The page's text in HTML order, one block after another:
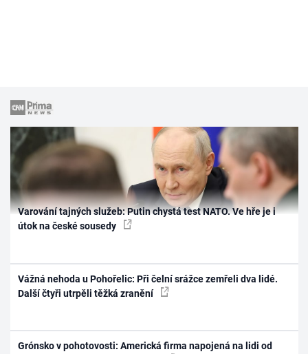
Varování tajných služeb: Putin chystá test NATO. Ve hře je i
útok na české sousedy
Vážná nehoda u Pohořelic: Při čelní srážce zemřeli dva lidé.
Další čtyři utrpěli těžká zranění
Grónsko v pohotovosti: Americká firma napojená na lidi od